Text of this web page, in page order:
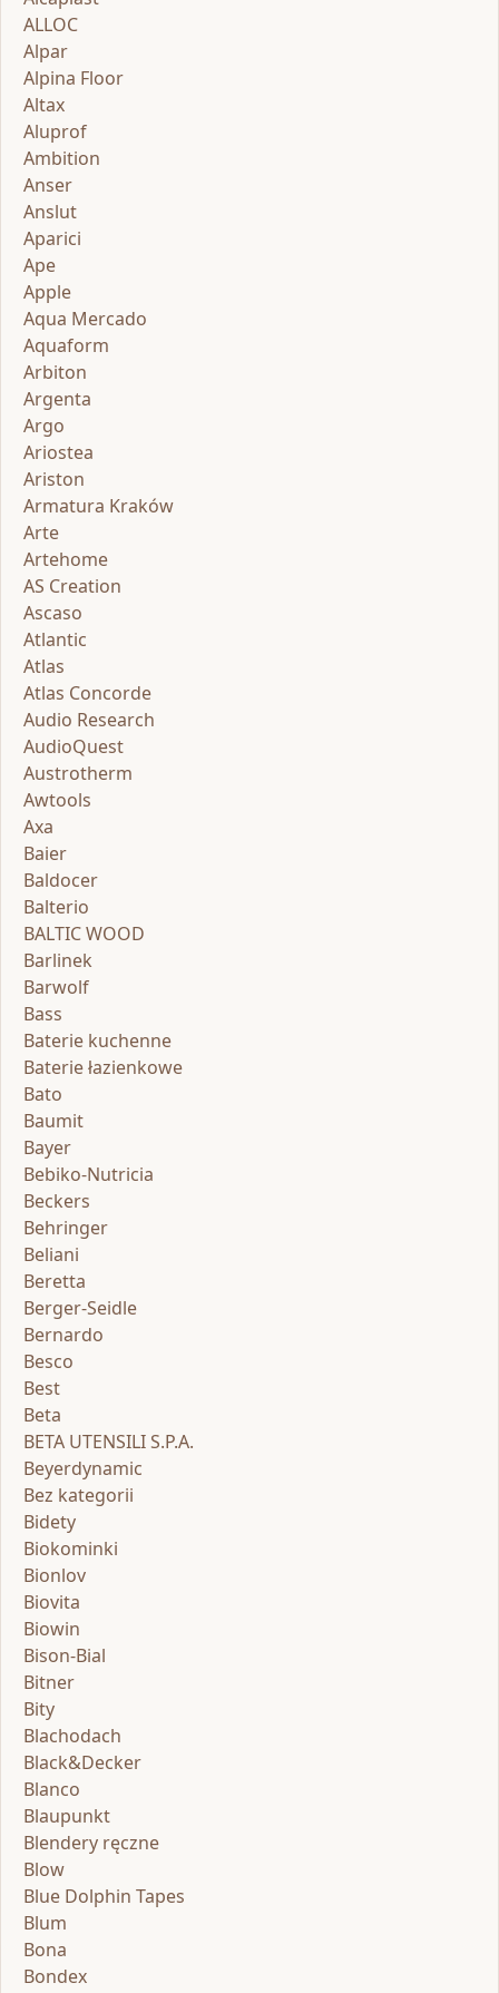
ALLOC
Alpar
Alpina Floor
Altax
Aluprof
Ambition
Anser
Anslut
Aparici
Ape
Apple
Aqua Mercado
Aquaform
Arbiton
Argenta
Argo
Ariostea
Ariston
Armatura Kraków
Arte
Artehome
AS Creation
Ascaso
Atlantic
Atlas
Atlas Concorde
Audio Research
AudioQuest
Austrotherm
Awtools
Axa
Baier
Baldocer
Balterio
BALTIC WOOD
Barlinek
Barwolf
Bass
Baterie kuchenne
Baterie łazienkowe
Bato
Baumit
Bayer
Bebiko-Nutricia
Beckers
Behringer
Beliani
Beretta
Berger-Seidle
Bernardo
Besco
Best
Beta
BETA UTENSILI S.P.A.
Beyerdynamic
Bez kategorii
Bidety
Biokominki
Bionlov
Biovita
Biowin
Bison-Bial
Bitner
Bity
Blachodach
Black&Decker
Blanco
Blaupunkt
Blendery ręczne
Blow
Blue Dolphin Tapes
Blum
Bona
Bondex